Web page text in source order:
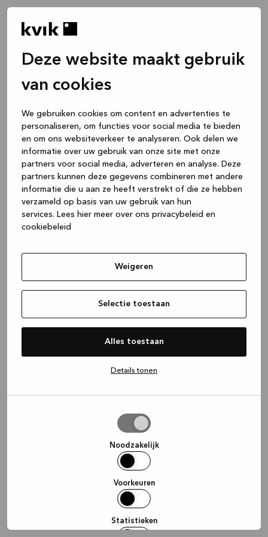
Deze website maakt gebruik
van cookies
We gebruiken cookies om content en advertenties te
personaliseren, om functies voor social media te bieden
en om ons websiteverkeer te analyseren. Ook delen we
informatie over uw gebruik van onze site met onze
partners voor social media, adverteren en analyse. Deze
partners kunnen deze gegevens combineren met andere
informatie die u aan ze heeft verstrekt of die ze hebben
verzameld op basis van uw gebruik van hun
services. Lees hier meer over ons privacybeleid en
cookiebeleid
Weigeren
Selectie toestaan
Alles toestaan
Details tonen
Noodzakelijk
Voorkeuren
Statistieken
(see the browser console for more
information).